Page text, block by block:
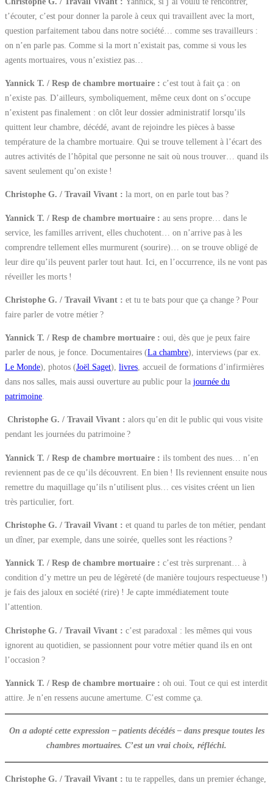
t’écouter, c’est pour donner la parole à ceux qui travaillent avec la mort,
question parfaitement tabou dans notre société… comme ses travailleurs :
on n’en parle pas. Comme si la mort n’existait pas, comme si vous les
agents mortuaires, vous n’existiez pas…
Yannick T. / Resp de chambre mortuaire : c’est tout à fait ça : on
n’existe pas. D’ailleurs, symboliquement, même ceux dont on s’occupe
n’existent pas finalement : on clôt leur dossier administratif lorsqu’ils
quittent leur chambre, décédé, avant de rejoindre les pièces à basse
température de la chambre mortuaire. Qui se trouve tellement à l’écart des
autres activités de l’hôpital que personne ne sait où nous trouver… quand ils
savent seulement qu’on existe !
Christophe G. / Travail Vivant : la mort, on en parle tout bas ?
Yannick T. / Resp de chambre mortuaire : au sens propre… dans le
service, les familles arrivent, elles chuchotent… on n’arrive pas à les
comprendre tellement elles murmurent (sourire)… on se trouve obligé de
leur dire qu’ils peuvent parler tout haut. Ici, en l’occurrence, ils ne vont pas
réveiller les morts !
Christophe G. / Travail Vivant : et tu te bats pour que ça change ? Pour
faire parler de votre métier ?
Yannick T. / Resp de chambre mortuaire : oui, dès que je peux faire
parler de nous, je fonce. Documentaires (La chambre), interviews (par ex.
Le Monde), photos (Joël Saget), livres , accueil de formations d’infirmières
dans nos salles, mais aussi ouverture au public pour la journée du
patrimoine
Christophe G. / Travail Vivant : alors qu’en dit le public qui vous visite
pendant les journées du patrimoine ?
Yannick T. / Resp de chambre mortuaire : ils tombent des nues… n’en
reviennent pas de ce qu’ils découvrent. En bien ! Ils reviennent ensuite nous
remettre du maquillage qu’ils n’utilisent plus… ces visites créent un lien
très particulier, fort.
Christophe G. / Travail Vivant : et quand tu parles de ton métier, pendant
un dîner, par exemple, dans une soirée, quelles sont les réactions ?
Yannick T. / Resp de chambre mortuaire : c’est très surprenant… à
condition d’y mettre un peu de légèreté (de manière toujours respectueuse !)
je fais des jaloux en société (rire) ! Je capte immédiatement toute
l’attention.
Christophe G. / Travail Vivant : c’est paradoxal : les mêmes qui vous
ignorent au quotidien, se passionnent pour votre métier quand ils en ont
l’occasion ?
Yannick T. / Resp de chambre mortuaire : oh oui. Tout ce qui est interdit
attire. Je n’en ressens aucune amertume. C’est comme ça.
On a adopté cette expression – patients décédés – dans presque toutes les
chambres mortuaires. C’est un vrai choix, réfléchi.
Christophe G. / Travail Vivant : tu te rappelles, dans un premier échange,